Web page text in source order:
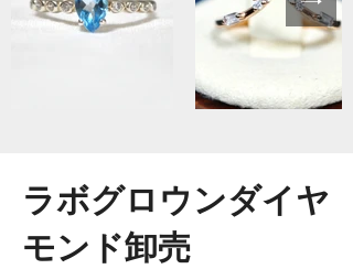
ラボグロウンダイヤ
モンド卸売